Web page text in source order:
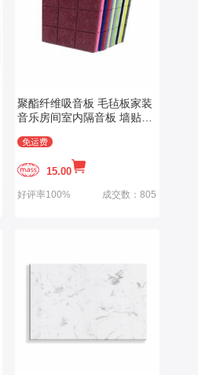
聚酯纤维吸音板 毛毡板家装
音乐房间室内隔音板 墙贴材
免运费
15.00
好评率100% 成交数：805